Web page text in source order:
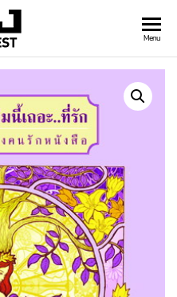
พิมพ์
คมบาง
east
meets
west
Menu